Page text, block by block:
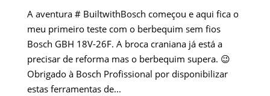
A aventura # BuiltwithBosch começou e aqui fica o
meu primeiro teste com o berbequim sem fios
Bosch GBH 18V-26F. A broca craniana já está a
precisar de reforma mas o berbequim supera. 😉
Obrigado à Bosch Profissional por disponibilizar
estas ferramentas de...